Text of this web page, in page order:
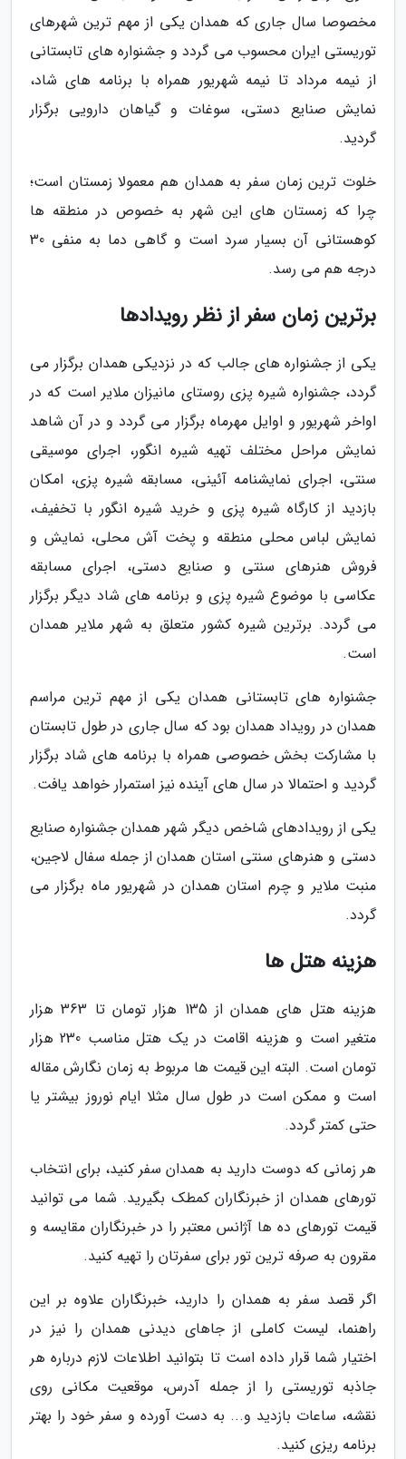
مخصوصا سال جاری که همدان یکی از مهم ترین شهرهای
توریستی ایران محسوب می گردد و جشنواره های تابستانی
از نیمه مرداد تا نیمه شهریور همراه با برنامه های شاد،
نمایش صنایع دستی، سوغات و گیاهان دارویی برگزار
گردید.
خلوت ترین زمان سفر به همدان هم معمولا زمستان است؛
چرا که زمستان های این شهر به خصوص در منطقه ها
کوهستانی آن بسیار سرد است و گاهی دما به منفی 30
درجه هم می رسد.
برترین زمان سفر از نظر رویدادها
یکی از جشنواره های جالب که در نزدیکی همدان برگزار می
گردد، جشنواره شیره پزی روستای مانیزان ملایر است که در
اواخر شهریور و اوایل مهرماه برگزار می گردد و در آن شاهد
نمایش مراحل مختلف تهیه شیره انگور، اجرای موسیقی
سنتی، اجرای نمایشنامه آئینی، مسابقه شیره پزی، امکان
بازدید از کارگاه شیره پزی و خرید شیره انگور با تخفیف،
نمایش لباس محلی منطقه و پخت آش محلی، نمایش و
فروش هنرهای سنتی و صنایع دستی، اجرای مسابقه
عکاسی با موضوع شیره پزی و برنامه های شاد دیگر برگزار
می گردد. برترین شیره کشور متعلق به شهر ملایر همدان
است.
جشنواره های تابستانی همدان یکی از مهم ترین مراسم
همدان در رویداد همدان بود که سال جاری در طول تابستان
با مشارکت بخش خصوصی همراه با برنامه های شاد برگزار
گردید و احتمالا در سال های آینده نیز استمرار خواهد یافت.
یکی از رویدادهای شاخص دیگر شهر همدان جشنواره صنایع
دستی و هنرهای سنتی استان همدان از جمله سفال لاجین،
منبت ملایر و چرم استان همدان در شهریور ماه برگزار می
گردد.
هزینه هتل ها
هزینه هتل های همدان از 135 هزار تومان تا 363 هزار
متغیر است و هزینه اقامت در یک هتل مناسب 230 هزار
تومان است. البته این قیمت ها مربوط به زمان نگارش مقاله
است و ممکن است در طول سال مثلا ایام نوروز بیشتر یا
حتی کمتر گردد.
هر زمانی که دوست دارید به همدان سفر کنید، برای انتخاب
تورهای همدان از خبرنگاران کمطک بگیرید. شما می توانید
قیمت تورهای ده ها آژانس معتبر را در خبرنگاران مقایسه و
مقرون به صرفه ترین تور برای سفرتان را تهیه کنید.
اگر قصد سفر به همدان را دارید، خبرنگاران علاوه بر این
راهنما، لیست کاملی از جاهای دیدنی همدان را نیز در
اختیار شما قرار داده است تا بتوانید اطلاعات لازم درباره هر
جاذبه توریستی را از جمله آدرس، موقعیت مکانی روی
نقشه، ساعات بازدید و... به دست آورده و سفر خود را بهتر
برنامه ریزی کنید.